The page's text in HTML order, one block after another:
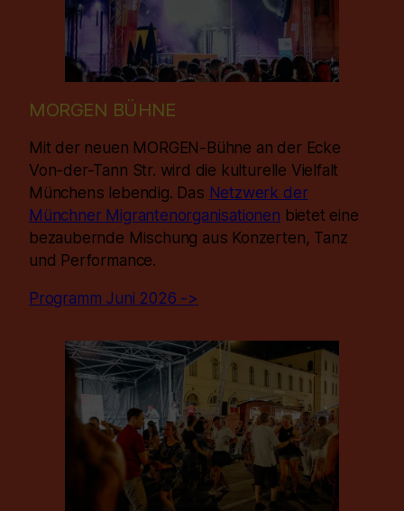
MORGEN BÜHNE
Mit der neuen MORGEN-Bühne an der Ecke
Von-der-Tann Str. wird die kulturelle Vielfalt
Münchens lebendig. Das Netzwerk der
Münchner Migrantenorganisationen bietet eine
bezaubernde Mischung aus Konzerten, Tanz
und Performance.
Programm Juni 2026 ->